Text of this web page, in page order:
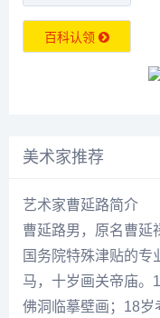
百科认领
美术家推荐
艺术家曹延路简介
曹延路男，原名曹延
国务院特殊津贴的专
马，十岁画关帝庙。
佛洞临摹壁画；18岁